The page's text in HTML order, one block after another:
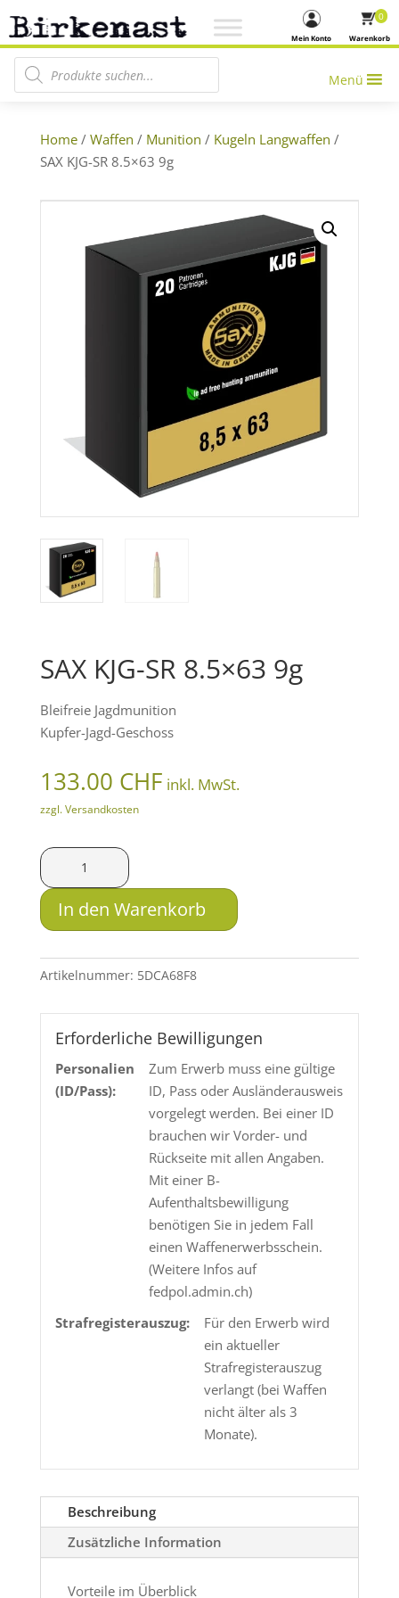
Warenkorb
0
Mein Konto
Products search
Menü
Home/ Waffen / Munition / Kugeln Langwaffen /
SAX KJG-SR 8.5×63 9g
SAX KJG-SR 8.5×63 9g
Bleifreie Jagdmunition
Kupfer-Jagd-Geschoss
133.00 CHF inkl. MwSt.
zzgl. Versandkosten
SAX
KJG-
SR
8.5x63
Menge
In den Warenkorb
Artikelnummer: 5DCA68F8
Erforderliche Bewilligungen
Personalien
(ID/Pass):
Zum Erwerb muss eine gültige
ID, Pass oder Ausländerausweis
vorgelegt werden. Bei einer ID
brauchen wir Vorder- und
Rückseite mit allen Angaben.
Mit einer B-
Aufenthaltsbewilligung
benötigen Sie in jedem Fall
einen Waffenerwerbsschein.
(Weitere Infos auf
fedpol.admin.ch)
Strafregisterauszug:
Für den Erwerb wird
ein aktueller
Strafregisterauszug
verlangt (bei Waffen
nicht älter als 3
Monate).
Beschreibung
Zusätzliche Information
Vorteile im Überblick